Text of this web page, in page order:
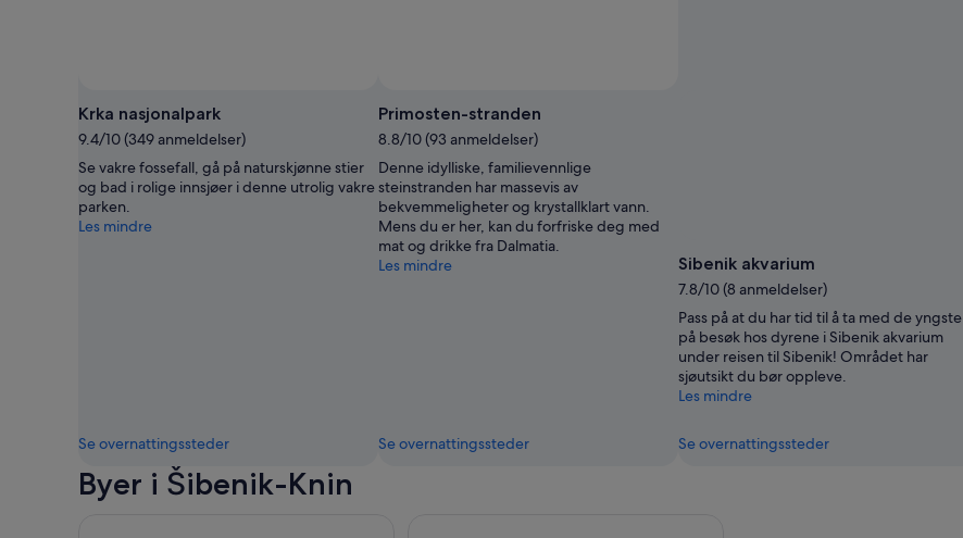
Krka nasjonalpark
9.4/10 (349 anmeldelser)
Se vakre fossefall, gå på naturskjønne stier
og bad i rolige innsjøer i denne utrolig vakre
parken.
Les mindre
Se overnattingssteder
Primosten-stranden
8.8/10 (93 anmeldelser)
Denne idylliske, familievennlige
steinstranden har massevis av
bekvemmeligheter og krystallklart vann.
Mens du er her, kan du forfriske deg med
mat og drikke fra Dalmatia.
Les mindre
Se overnattingssteder
Sibenik akvarium
7.8/10 (8 anmeldelser)
Pass på at du har tid til å ta med de yngste
på besøk hos dyrene i Sibenik akvarium
under reisen til Sibenik! Området har
sjøutsikt du bør oppleve.
Les mindre
Se overnattingssteder
Byer i Šibenik-Knin